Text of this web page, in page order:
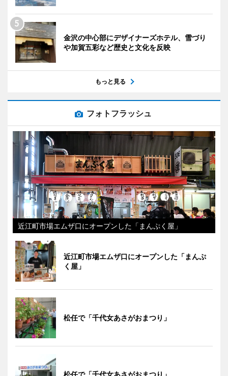
金沢の中心部にデザイナーズホテル、雪づり
や加賀五彩など歴史と文化を反映
もっと見る
フォトフラッシュ
近江町市場エムザ口にオープンした「まんぷく屋」
近江町市場エムザ口にオープンした「まんぷ
く屋」
松任で「千代女あさがおまつり」